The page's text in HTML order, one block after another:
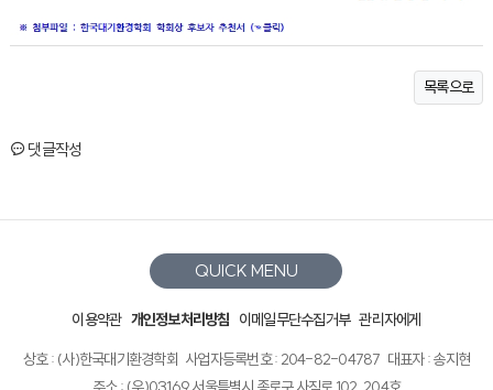
목록으로
댓글작성
이용약관 개인정보처리방침 이메일무단수집거부 관리자에게
QUICK MENU
상호 : (사)한국대기환경학회 사업자등록번호 : 204-82-04787 대표자 : 송지현